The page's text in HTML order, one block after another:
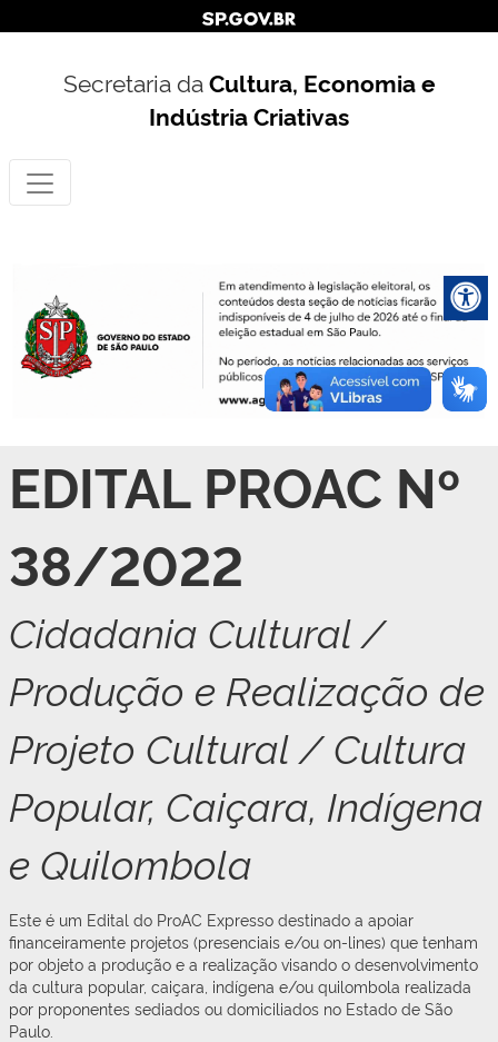
Secretaria daCultura, Economia e
Indústria Criativas
EDITAL PROAC Nº
38/2022
Cidadania Cultural /
Produção e Realização de
Projeto Cultural / Cultura
Popular, Caiçara, Indígena
e Quilombola
Este é um Edital do ProAC Expresso destinado a apoiar
financeiramente projetos (presenciais e/ou on-lines) que tenham
por objeto a produção e a realização visando o desenvolvimento
da cultura popular, caiçara, indígena e/ou quilombola realizada
por proponentes sediados ou domiciliados no Estado de São
Paulo.